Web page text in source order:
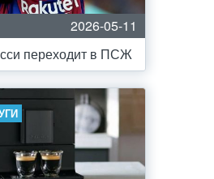
2026-05-11
переходит в ПСЖ